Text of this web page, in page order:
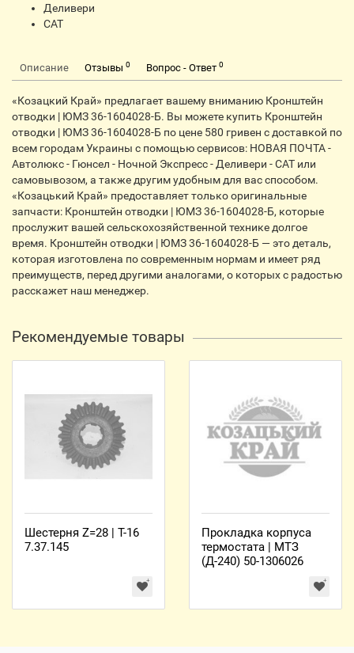
Деливери
CАТ
Описание Отзывы 0 Вопрос - Ответ 0
«Козацкий Край» предлагает вашему вниманию Кронштейн
отводки | ЮМЗ 36-1604028-Б. Вы можете купить Кронштейн
отводки | ЮМЗ 36-1604028-Б по цене 580 гривен с доставкой по
всем городам Украины с помощью сервисов: НОВАЯ ПОЧТА -
Автолюкс - Гюнсел - Ночной Экспресс - Деливери - CАТ или
самовывозом, а также другим удобным для вас способом.
«Козацький Край» предоставляет только оригинальные
запчасти: Кронштейн отводки | ЮМЗ 36-1604028-Б, которые
прослужит вашей сельскохозяйственной технике долгое
время. Кронштейн отводки | ЮМЗ 36-1604028-Б — это деталь,
которая изготовлена по современным нормам и имеет ряд
преимуществ, перед другими аналогами, о которых с радостью
расскажет наш менеджер.
Рекомендуемые товары
Шестерня Z=28 | Т-16
7.37.145
Прокладка корпуса
термостата | МТЗ
(Д-240) 50-1306026